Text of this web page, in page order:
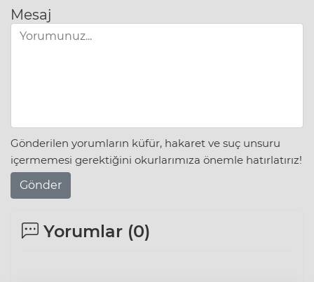
Mesaj
Gönderilen yorumların küfür, hakaret ve suç unsuru
içermemesi gerektiğini okurlarımıza önemle hatırlatırız!
Gönder
Yorumlar (0)